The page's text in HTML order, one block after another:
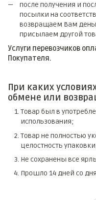
после получения и
посылки на
возвращаем Вам
присылаем другой
Услуги перевозчиков
Покупателя.
При каких
обмене или
Товар был в
использования;
Товар не полностью
целостность
Не сохранены все
Прошло 14 дней со